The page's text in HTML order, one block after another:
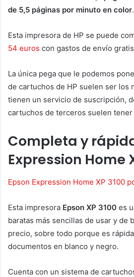
de 5,5 páginas por minuto en color.
Esta impresora de HP se puede
54 euros con gastos de envío
La única pega que le podemos
de cartuchos de HP suelen ser los
tienen un servicio de suscripción,
cartuchos de terceros suelen
Completa y
Expression Home
Epson Expression Home XP 3100
Esta impresora Epson XP 3100 es
baratas más sencillas de usar y de
precio, sobre todo porque es
documentos en blanco y negro.
Cuenta con un sistema de